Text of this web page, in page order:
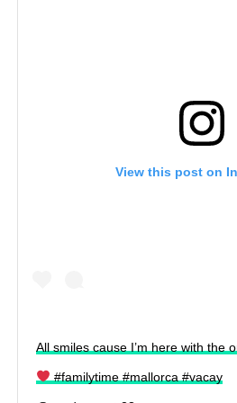
View this post on
All smiles cause I’m here with the
#familytime #mallorca #vacay